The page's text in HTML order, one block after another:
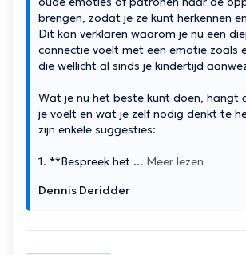
brengen, zodat je ze kunt herkennen
Dit kan verklaren waarom je nu een
connectie voelt met een emotie zoals
die wellicht al sinds je kindertijd
Wat je nu het beste kunt doen, hangt
je voelt en wat je zelf nodig denkt te
zijn enkele suggesties:
1. **Bespreek het ... Meer lezen
Dennis Deridder